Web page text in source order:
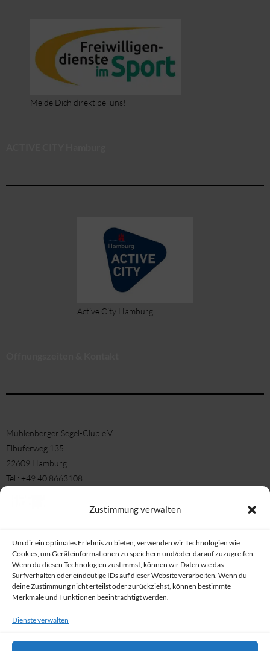
Zustimmung verwalten
Um dir ein optimales Erlebnis zu bieten, verwenden wir Technologien wie
Cookies, um Geräteinformationen zu speichern und/oder darauf zuzugreifen.
Wenn du diesen Technologien zustimmst, können wir Daten wie das
Surfverhalten oder eindeutige IDs auf dieser Website verarbeiten. Wenn du
deine Zustimmung nicht erteilst oder zurückziehst, können bestimmte
Merkmale und Funktionen beeinträchtigt werden.
Dienste verwalten
Melde Dich direkt bei uns!
Active City Hamburg
Mühlenberger Segel-Club e.V.
Elbuferweg 135
22609 Hamburg
Tel.: +49 40 8663108
E-Mail-Büro: info[at]msc-elbe.de
Öffnungszeiten:
Montag 17 – 19 Uhr
Dienstag 10 – 13 Uhr
Donnerstag 17 – 19 Uhr
oder nach Vereinbarung